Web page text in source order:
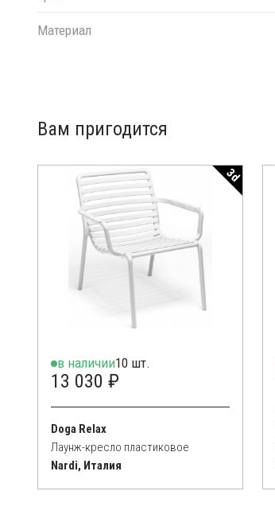
Материал
Вам пригодится
3d
в наличии10 шт.
13 030 ₽
Doga Relax
Лаунж-кресло пластиковое
Nardi, Италия